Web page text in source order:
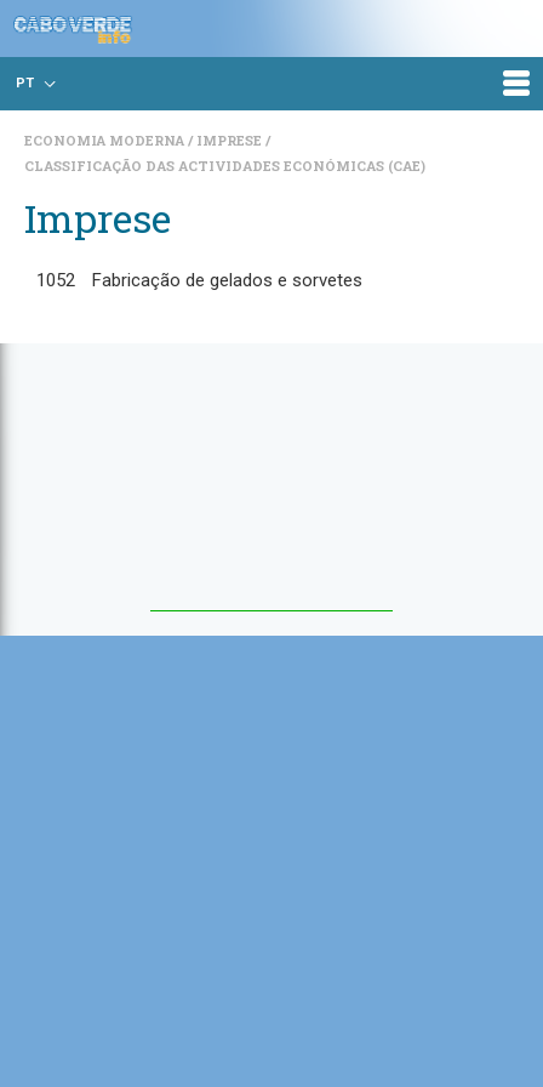
PT
ECONOMIA MODERNA
IMPRESE
CLASSIFICAÇÃO DAS ACTIVIDADES ECONÓMICAS (CAE)
Imprese
1052 Fabricação de gelados e sorvetes